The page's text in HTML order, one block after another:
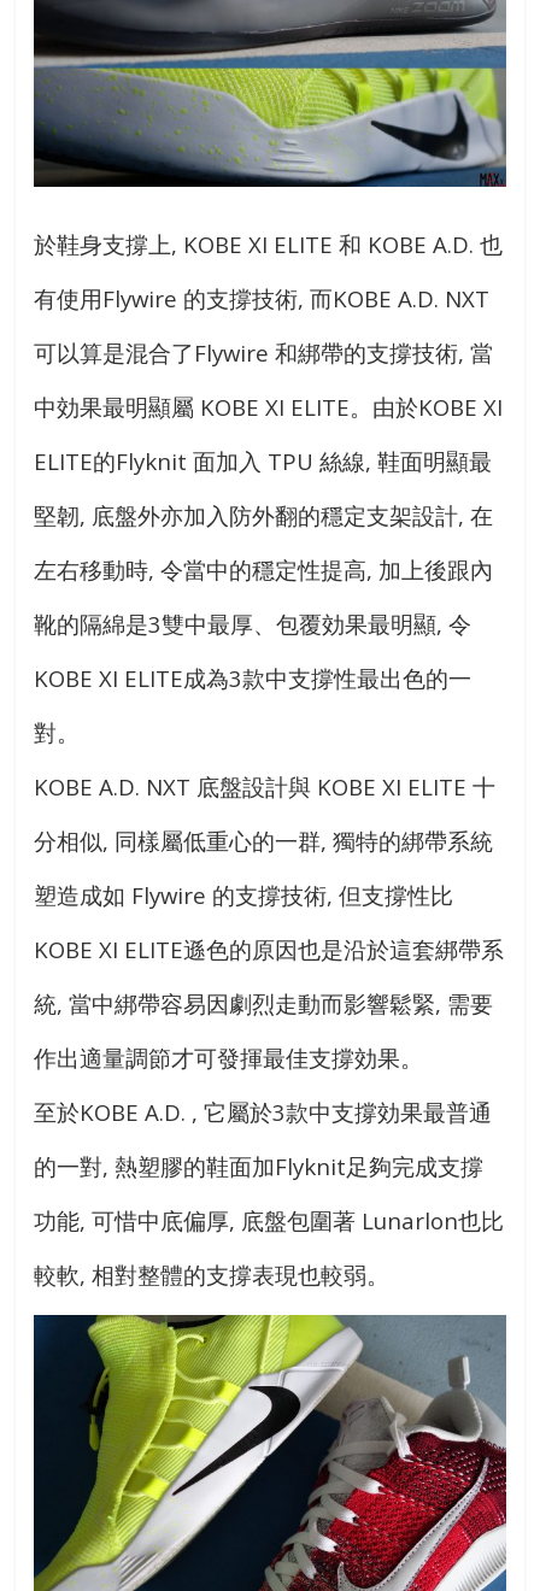
於鞋身支撐上, KOBE XI ELITE 和 KOBE A.D. 也
有使用Flywire 的支撐技術, 而KOBE A.D. NXT
可以算是混合了Flywire 和綁帶的支撐技術, 當
中効果最明顯屬 KOBE XI ELITE。由於KOBE XI
ELITE的Flyknit 面加入 TPU 絲線, 鞋面明顯最
堅韌, 底盤外亦加入防外翻的穩定支架設計, 在
左右移動時, 令當中的穩定性提高, 加上後跟內
靴的隔綿是3雙中最厚、包覆効果最明顯, 令
KOBE XI ELITE成為3款中支撐性最出色的一
對。
KOBE A.D. NXT 底盤設計與 KOBE XI ELITE 十
分相似, 同樣屬低重心的一群, 獨特的綁帶系統
塑造成如 Flywire 的支撐技術, 但支撐性比
KOBE XI ELITE遜色的原因也是沿於這套綁帶系
統, 當中綁帶容易因劇烈走動而影響鬆緊, 需要
作出適量調節才可發揮最佳支撐効果。
至於KOBE A.D. , 它屬於3款中支撐効果最普通
的一對, 熱塑膠的鞋面加Flyknit足夠完成支撐
功能, 可惜中底偏厚, 底盤包圍著 Lunarlon也比
較軟, 相對整體的支撐表現也較弱。